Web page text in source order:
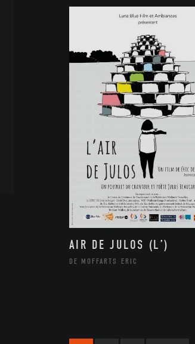
AIR DE JULOS (L’)
DE MOFFARTS ERIC